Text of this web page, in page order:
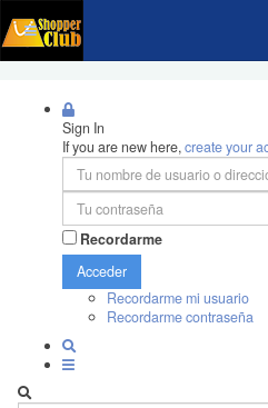
Sign In
If you are new here,create your
Recordarme
Acceder
Recordarme mi usuario
Recordarme contraseña